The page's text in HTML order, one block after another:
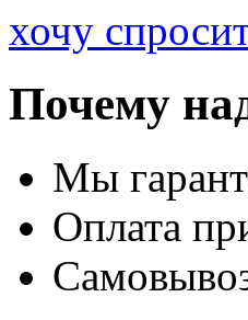
хочу
Почему
Мы
Оплата